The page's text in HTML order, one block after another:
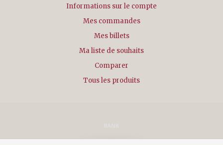
Informations sur le compte
Mes commandes
Mes billets
Ma liste de souhaits
Comparer
Tous les produits